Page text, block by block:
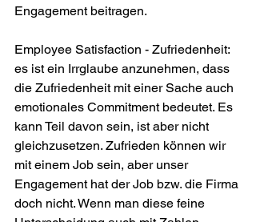
Engagement beitragen.
Employee Satisfaction - Zufriedenheit:
es ist ein Irrglaube anzunehmen, dass
die Zufriedenheit mit einer Sache auch
emotionales Commitment bedeutet. Es
kann Teil davon sein, ist aber nicht
gleichzusetzen. Zufrieden können wir
mit einem Job sein, aber unser
Engagement hat der Job bzw. die Firma
doch nicht. Wenn man diese feine